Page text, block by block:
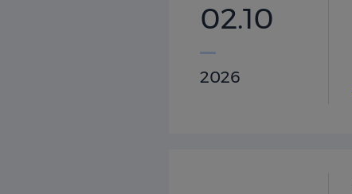
马来西亚云服务器02.10
2026